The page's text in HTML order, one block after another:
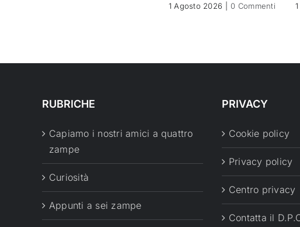
1 Agosto 2026 0 Commenti
RUBRICHE
Capiamo i nostri amici a quattro
zampe
Curiosità
Appunti a sei zampe
PRIVACY
Cookie policy
Privacy policy
Centro privacy
Contatta il